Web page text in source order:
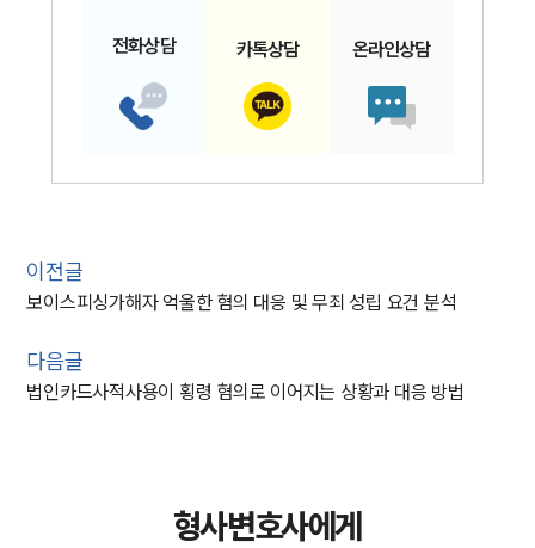
전화상담 카톡상담 온라인상담
이전글
보이스피싱가해자 억울한 혐의 대응 및 무죄 성립 요건 분석
다음글
법인카드사적사용이 횡령 혐의로 이어지는 상황과 대응 방법
형사변호사에게